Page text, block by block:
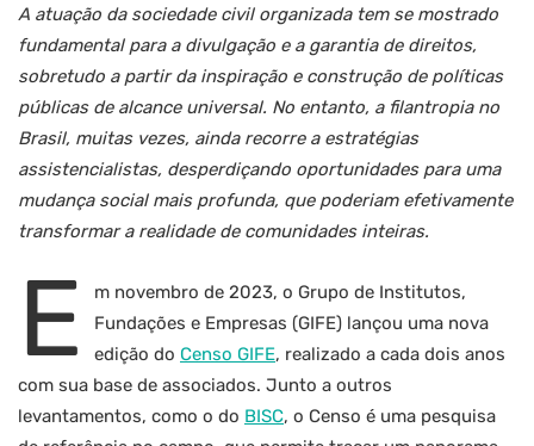
A atuação da sociedade civil organizada tem se mostrado
fundamental para a divulgação e a garantia de direitos,
sobretudo a partir da inspiração e construção de políticas
públicas de alcance universal. No entanto, a filantropia no
Brasil, muitas vezes, ainda recorre a estratégias
assistencialistas, desperdiçando oportunidades para uma
mudança social mais profunda, que poderiam efetivamente
transformar a realidade de comunidades inteiras.
E
m novembro de 2023, o Grupo de Institutos,
Fundações e Empresas (GIFE) lançou uma nova
edição do Censo GIFE, realizado a cada dois anos
com sua base de associados. Junto a outros
levantamentos, como o do BISC, o Censo é uma pesquisa